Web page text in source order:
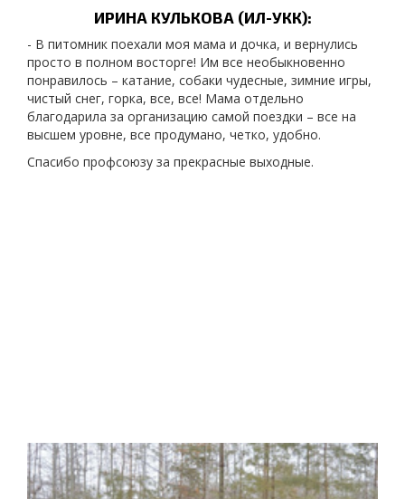
ИРИНА КУЛЬКОВА (ИЛ-УКК):
- В питомник поехали моя мама и дочка, и вернулись
просто в полном восторге! Им все необыкновенно
понравилось – катание, собаки чудесные, зимние игры,
чистый снег, горка, все, все! Мама отдельно
благодарила за организацию самой поездки – все на
высшем уровне, все продумано, четко, удобно.
Спасибо профсоюзу за прекрасные выходные.